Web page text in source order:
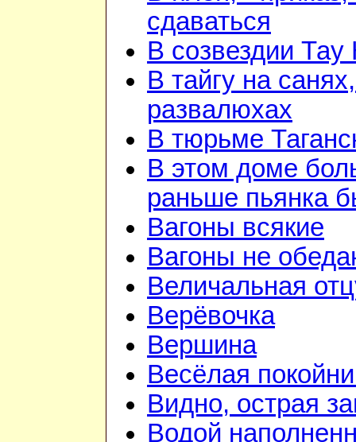
сдаваться
В созвездии Тау
В тайгу на
развалюхах
В тюрьме
В этом доме
раньше пьянка
Вагоны всякие
Вагоны не
Величальная
Верёвочка
Вершина
Весёлая
Видно, острая
Водой